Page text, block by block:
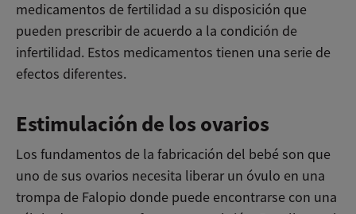
medicamentos de fertilidad a su disposición que
pueden prescribir de acuerdo a la condición de
infertilidad. Estos medicamentos tienen una serie de
efectos diferentes.
Estimulación de los ovarios
Los fundamentos de la fabricación del bebé son que
uno de sus ovarios necesita liberar un óvulo en una
trompa de Falopio donde puede encontrarse con una